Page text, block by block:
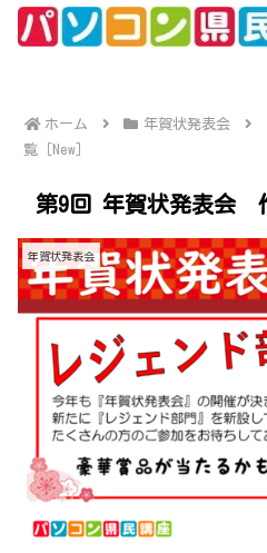
ホーム 年賀状発表会
覧［New］
第9回 年賀状発表会
年賀状発表会